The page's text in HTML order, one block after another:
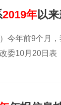
2019年以
今年前9个月
委10月20日表